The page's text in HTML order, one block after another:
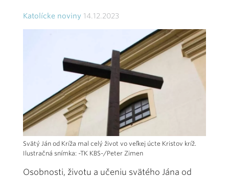
Katolícke noviny 14.12.2023
Svätý Ján od Kríža mal celý život vo veľkej úcte Kristov kríž.
Ilustračná snímka: -TK KBS-/Peter Zimen
Osobnosti, životu a učeniu svätého Jána od